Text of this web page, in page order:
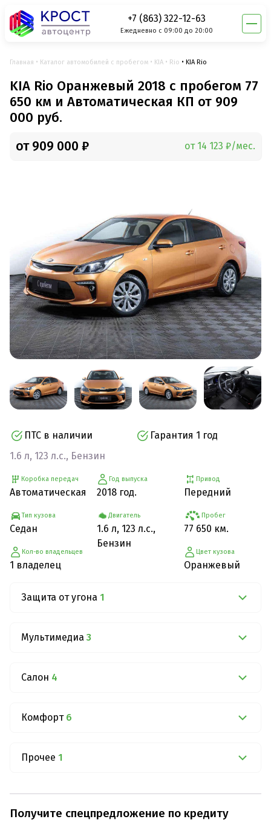
+7 (863) 322-12-63
Ежедневно с 09:00 до 20:00
Главная Каталог автомобилей с пробегом KIA Rio KIA Rio
KIA Rio Оранжевый 2018 с пробегом 77
650 км и Автоматическая КП от 909
000 руб.
от 909 000 ₽ от 14 123 ₽/мес.
ПТС в наличии
Гарантия 1 год
1.6 л, 123 л.с., Бензин
Коробка передач
Автоматическая
Тип кузова
Седан
Кол-во владельцев
1 владелец
Год выпуска
2018 год.
Двигатель
1.6 л, 123 л.с.,
Бензин
Привод
Передний
Пробег
77 650 км.
Цвет кузова
Оранжевый
Защита от угона 1
Мультимедиа 3
Салон 4
Комфорт 6
Прочее 1
Получите спецпредложение по кредиту